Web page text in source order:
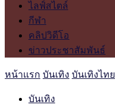
ไลฟ์สไตล์
กีฬา
คลิปวิดีโอ
ข่าวประชาสัมพันธ์
หน้าแรก บันเทิง บันเทิงไทย
บันเทิง